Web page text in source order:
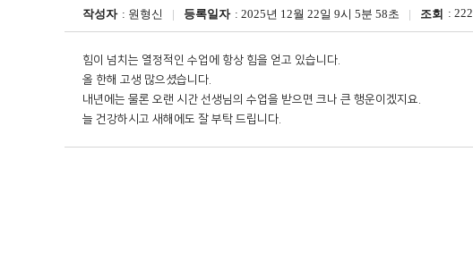
작성자 원형신 등록일자 2025년 12월 22일 9시 5분 58초 조회 222
힘이 넘치는 열정적인 수업에 항상 힘을 얻고 있습니다.
올 한해 고생 많으셨습니다.
내년에는 물론 오랜 시간 선생님의 수업을 받으면 크나 큰 행운이겠지요.
늘 건강하시고 새해에도 잘 부탁 드립니다.